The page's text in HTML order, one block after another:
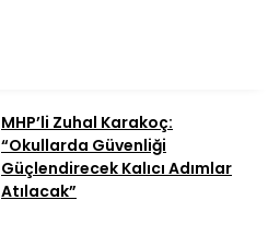
MHP’li Zuhal Karakoç:
“Okullarda Güvenliği
Güçlendirecek Kalıcı Adımlar
Atılacak”